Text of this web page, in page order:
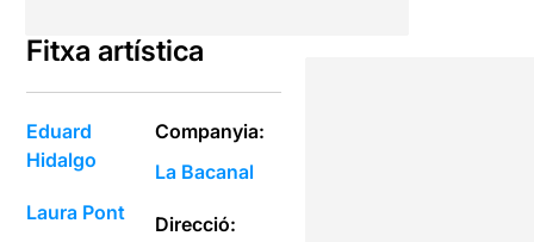
Fitxa artística
Eduard
Hidalgo
Laura Pont
Companyia:
La Bacanal
Direcció: